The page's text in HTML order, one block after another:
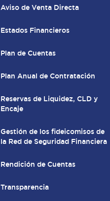
Aviso de Venta Directa
Estados Financieros
Plan de Cuentas
Plan Anual de Contratación
Reservas de Liquidez, CLD y
Encaje
Gestión de los fideicomisos de
la Red de Seguridad Financiera
Rendición de Cuentas
Transparencia